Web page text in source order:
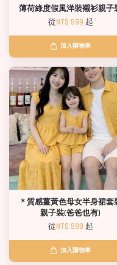
薄荷綠度假風洋裝襯衫親子
從NT$ 599 起
加入購物車
＊質感薑黃色母女半身裙套
親子裝(爸爸也有)
從NT$ 599 起
加入購物車